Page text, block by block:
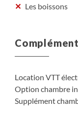
Les boissons
Location VTT
Option chambre
Supplément